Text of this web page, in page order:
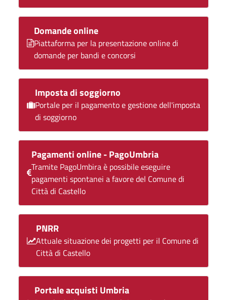
Domande online
Piattaforma per la presentazione online di
domande per bandi e concorsi
Imposta di soggiorno
Portale per il pagamento e gestione dell'imposta
di soggiorno
Pagamenti online - PagoUmbria
Tramite PagoUmbira è possibile eseguire
pagamenti spontanei a favore del Comune di
Città di Castello
PNRR
Attuale situazione dei progetti per il Comune di
Città di Castello
Portale acquisti Umbria